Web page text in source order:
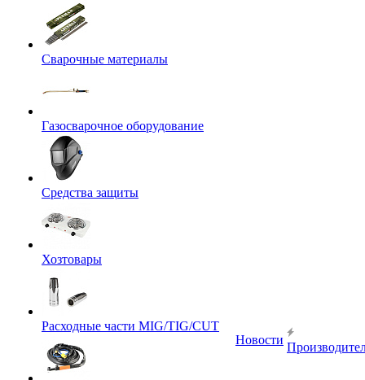
Сварочные материалы
Газосварочное оборудование
Средства защиты
Хозтовары
Расходные части MIG/TIG/CUT
Новости